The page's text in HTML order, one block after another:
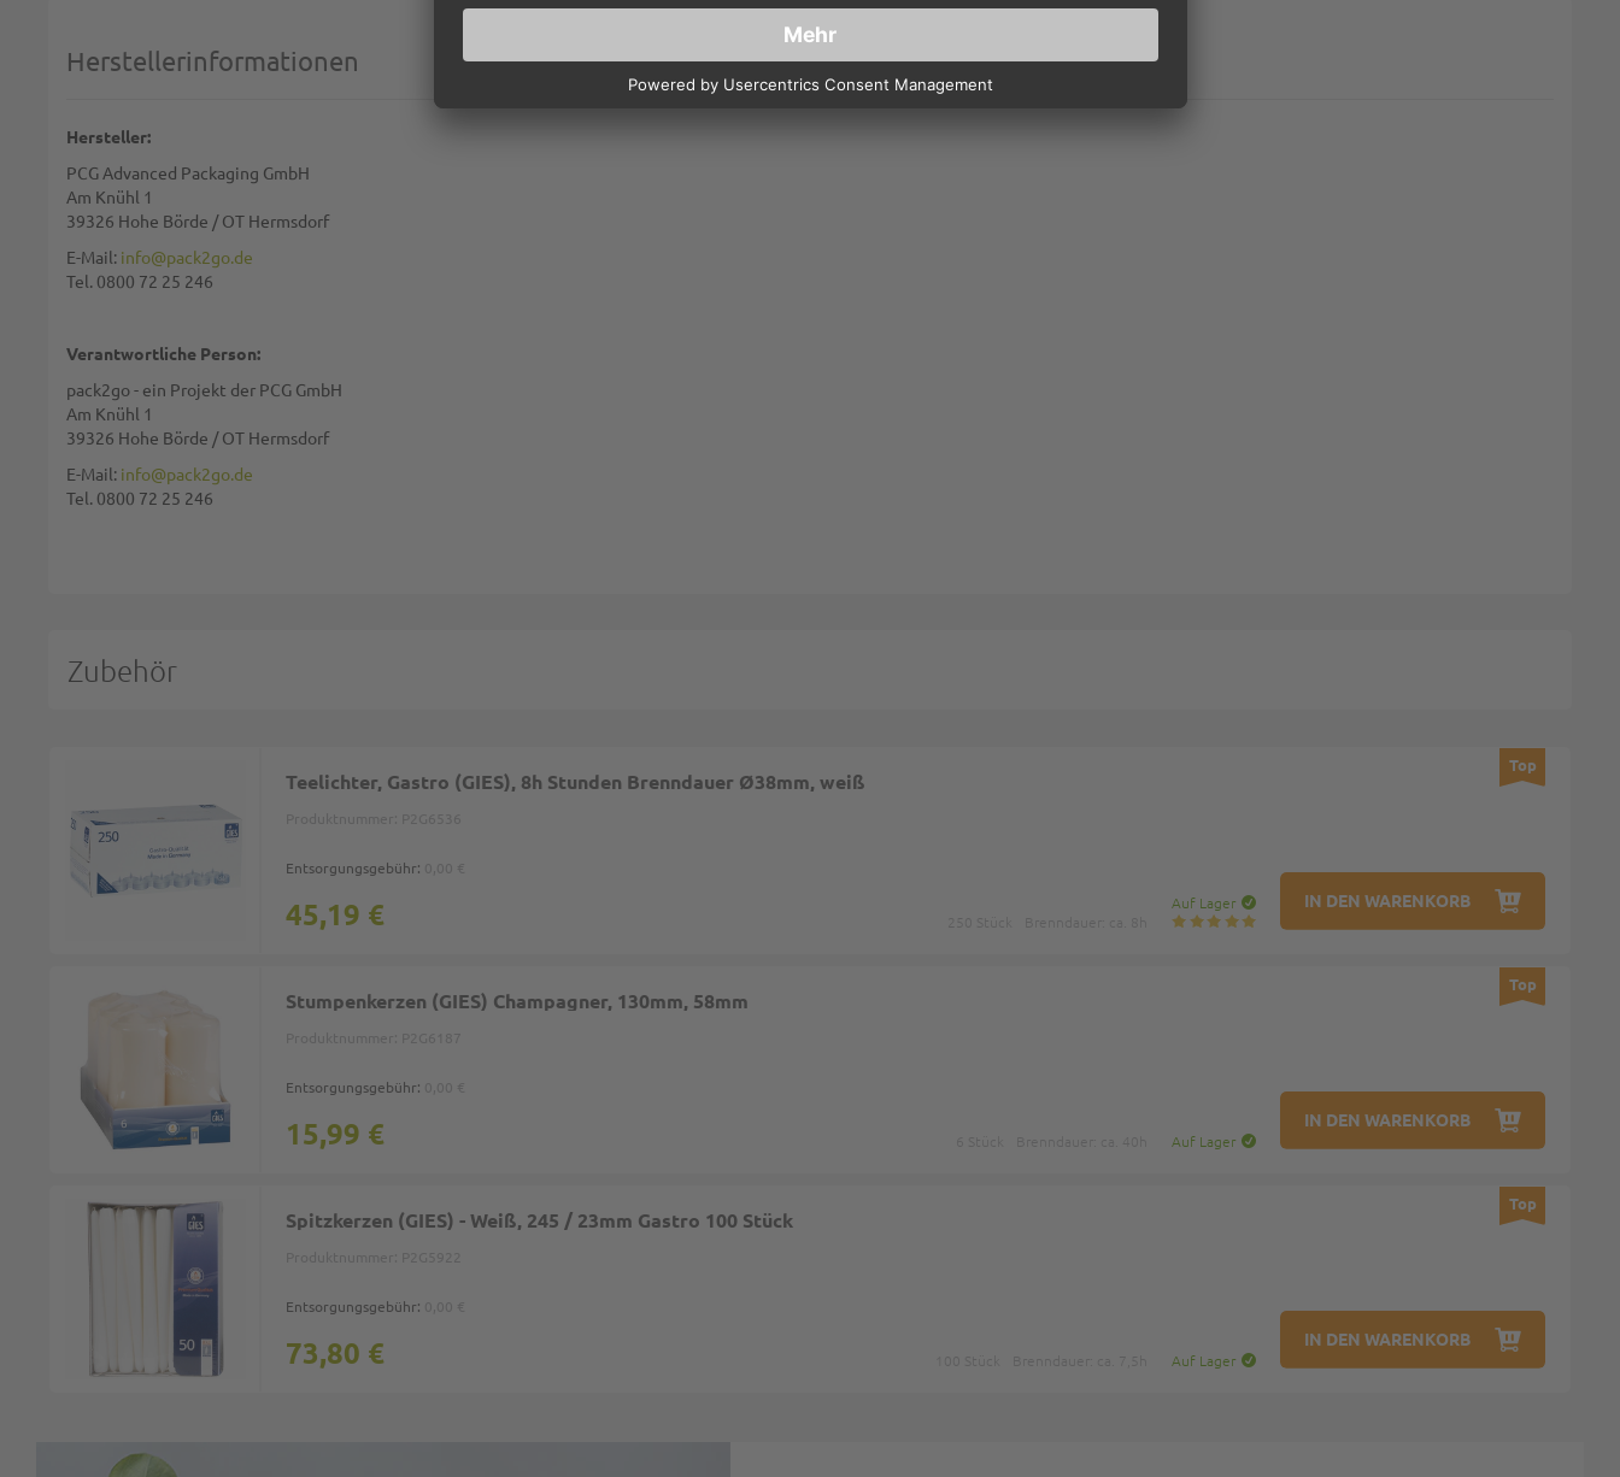
Zusammenfassung:
Herstellerinformationen
Hersteller:
PCG Advanced Packaging GmbH
Am Knühl 1
39326 Hohe Börde / OT Hermsdorf
E-Mail: info@pack2go.de
Tel. 0800 72 25 246
Verantwortliche Person:
pack2go - ein Projekt der PCG GmbH
Am Knühl 1
39326 Hohe Börde / OT Hermsdorf
E-Mail: info@pack2go.de
Tel. 0800 72 25 246
Zubehör
Top
Teelichter, Gastro (GIES), 8h Stunden Brenndauer Ø38mm, weiß
Entsorgungsgebühr:
Auf Lager
IN DEN WARENKORB
45,19 €
Top
Stumpenkerzen (GIES) Champagner, 130mm, 58mm
Entsorgungsgebühr:
Auf Lager
IN DEN WARENKORB
15,99 €
Top
Spitzkerzen (GIES) - Weiß, 245 / 23mm Gastro 100 Stück
Entsorgungsgebühr:
Auf Lager
IN DEN WARENKORB
73,80 €